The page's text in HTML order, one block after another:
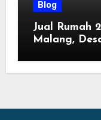
Blog
Jual Rumah
Malang,